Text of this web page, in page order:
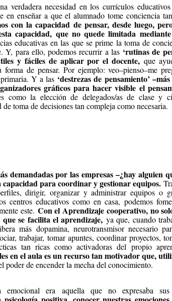
verdadera necesidad en los currículos
en enseñar a que el alumnado tome conciencia
con la capacidad de pensar, desde luego,
capacidad, que no quede limitada
educativas en las que se prime la toma de
Y, para ello, podemos recurrir a las ‘rutinas de
y fáciles de aplicar por el docente,que
de pensar. Por ejemplo: veo–pienso–me
Y a las ‘destrezas de pensamiento’
gráficos para hacer visible el
como la elección de delegados/as de clase y
toma de decisiones tan compleja como necesaria.
demandadas por las empresas –¿hay alguien
para coordinar y gestionar equipos.
dirigir, organizar y administrar equipos o
centros educativos como en casa, podemos
este. Con el Aprendizaje cooperativo, no
se facilita el aprendizaje, ya que, cuando
más dopamina, neurotransmisor necesario
trabajar, tomar apuntes, coordinar proyectos,
tan ricas como activadoras del propio
en el aula es un recurso tan motivador que,
poder de encender la mecha del conocimiento.
emocional era aquella que no expresaba